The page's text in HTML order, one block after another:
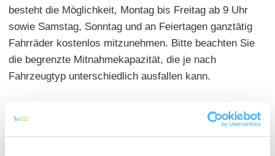
besteht die Möglichkeit, Montag bis Freitag ab 9 Uhr
sowie Samstag, Sonntag und an Feiertagen ganztätig
Fahrräder kostenlos mitzunehmen. Bitte beachten Sie
die begrenzte Mitnahmekapazität, die je nach
Fahrzeugtyp unterschiedlich ausfallen kann.
Als flexible und günstige Fahrkarte bietet sich zumeist